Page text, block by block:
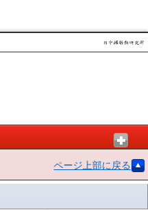
ページ上部に戻る